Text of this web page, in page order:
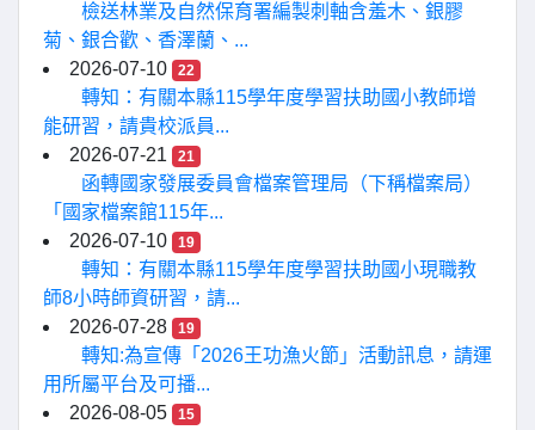
檢送林業及自然保育署編製刺軸含羞木、銀膠
菊、銀合歡、香澤蘭、...
2026-07-10
22
轉知：有關本縣115學年度學習扶助國小教師增
能研習，請貴校派員...
2026-07-21
21
函轉國家發展委員會檔案管理局（下稱檔案局）
「國家檔案館115年...
2026-07-10
19
轉知：有關本縣115學年度學習扶助國小現職教
師8小時師資研習，請...
2026-07-28
19
轉知:為宣傳「2026王功漁火節」活動訊息，請運
用所屬平台及可播...
2026-08-05
15